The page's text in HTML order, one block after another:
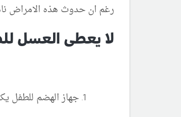
رغم ان حدوث هذه الامراض
لا يعطى العسل
جهاز الهضم للطفل